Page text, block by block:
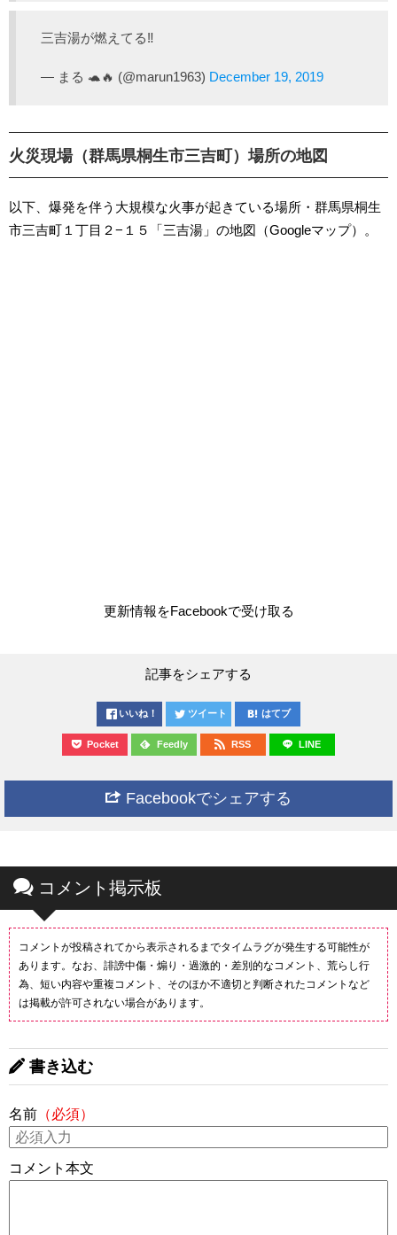
三吉湯が燃えてる‼️
— まる 🐢🔥 (@marun1963) December 19, 2019
火災現場（群馬県桐生市三吉町）場所の地図
以下、爆発を伴う大規模な火事が起きている場所・群馬県桐生
市三吉町１丁目２−１５「三吉湯」の地図（Googleマップ）。
更新情報をFacebookで受け取る
記事をシェアする
いいね！ ツイート はてブ
Pocket Feedly RSS LINE
Facebookでシェアする
コメント掲示板
コメントが投稿されてから表示されるまでタイムラグが発生する可能性が
あります。なお、誹謗中傷・煽り・過激的・差別的なコメント、荒らし行
為、短い内容や重複コメント、そのほか不適切と判断されたコメントなど
は掲載が許可されない場合があります。
書き込む
名前 （必須）
コメント本文